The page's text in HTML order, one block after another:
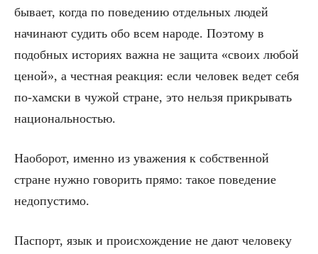
бывает, когда по поведению отдельных людей
начинают судить обо всем народе. Поэтому в
подобных историях важна не защита «своих любой
ценой», а честная реакция: если человек ведет себя
по-хамски в чужой стране, это нельзя прикрывать
национальностью.
Наоборот, именно из уважения к собственной
стране нужно говорить прямо: такое поведение
недопустимо.
Паспорт, язык и происхождение не дают человеку